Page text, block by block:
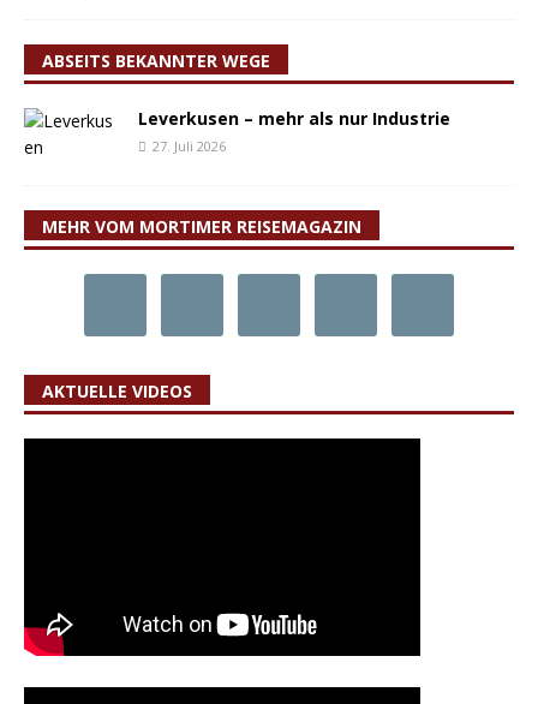
ABSEITS BEKANNTER WEGE
Leverkusen – mehr als nur Industrie
27. Juli 2026
MEHR VOM MORTIMER REISEMAGAZIN
AKTUELLE VIDEOS